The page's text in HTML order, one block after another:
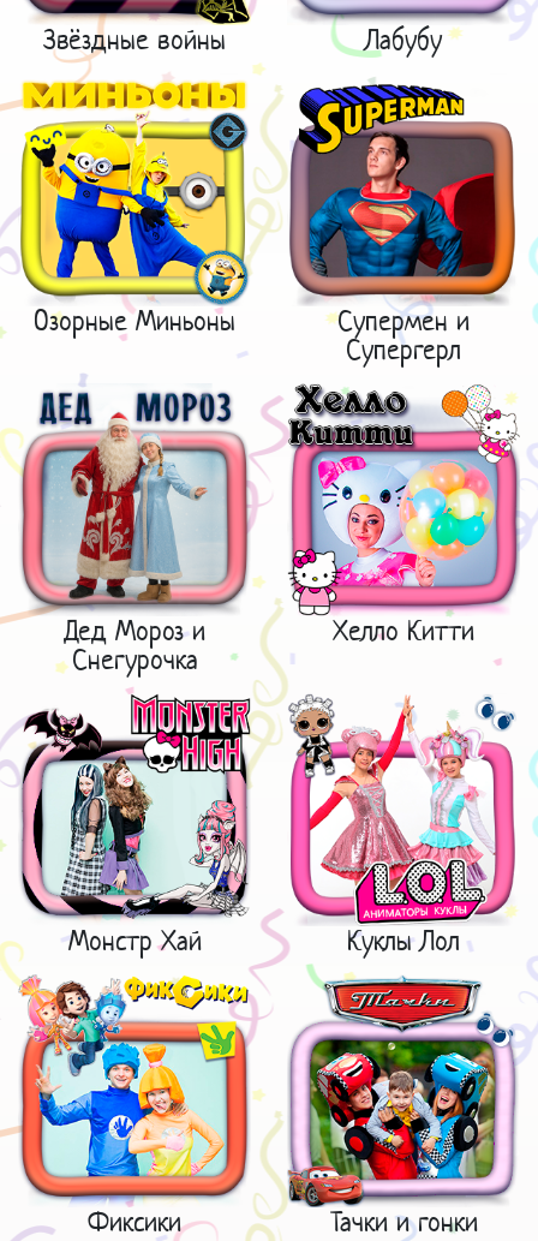
Звёздные войны Лабубу
Озорные Миньоны
Супермен и
Супергерл
Дед Мороз и
Снегурочка
Хелло Китти
Монстр Хай Куклы Лол
Фиксики Тачки и гонки